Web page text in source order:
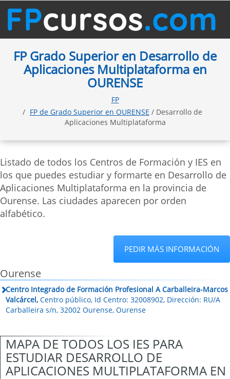
FP Grado Superior en Desarrollo de
Aplicaciones Multiplataforma en
OURENSE
FP
FP de Grado Superior en OURENSE / Desarrollo de
Aplicaciones Multiplataforma
Listado de todos los Centros de Formación y IES en
los que puedes estudiar y formarte en Desarrollo de
Aplicaciones Multiplataforma en la provincia de
Ourense. Las ciudades aparecen por orden
alfabético.
PEDIR MÁS INFORMACIÓN
Ourense
Centro Integrado de Formación Profesional A Carballeira-Marcos
Valcárcel, Centro público, Id Centro: 32008902, Dirección: RU/A
Carballeira s/n, 32002 Ourense, Ourense
MAPA DE TODOS LOS IES PARA
ESTUDIAR DESARROLLO DE
APLICACIONES MULTIPLATAFORMA EN